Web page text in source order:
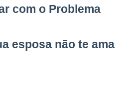
com o Problema
esposa não te ama